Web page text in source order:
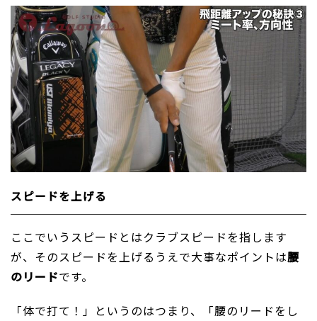
スピードを上げる
ここでいうスピードとはクラブスピードを指します
が、そのスピードを上げるうえで大事なポイントは腰
のリードです。
「体で打て！」というのはつまり、「腰のリードをし